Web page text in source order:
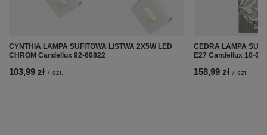
CYNTHIA LAMPA SUFITOWA LISTWA 2X5W LED
CHROM Candellux 92-60822
103,99 zł / szt.
CEDRA LAMPA
E27 Candellux 10-
158,99 zł / szt.